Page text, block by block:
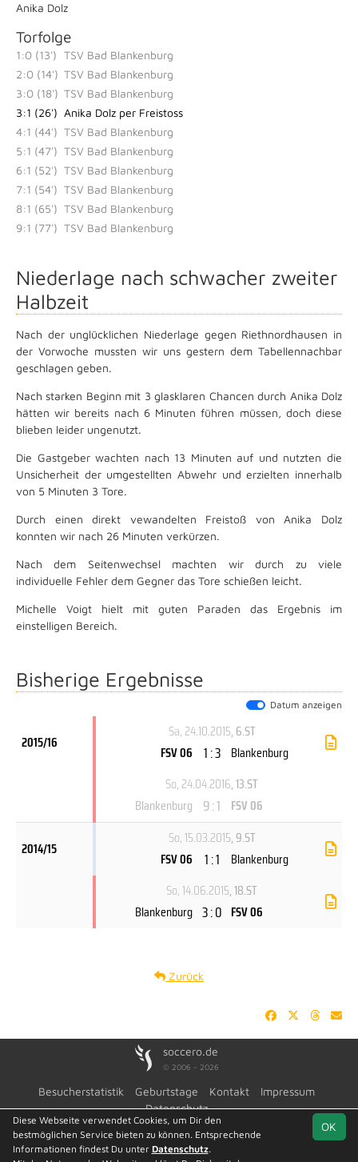
Anika Dolz
Torfolge
1:0 (13') TSV Bad Blankenburg
2:0 (14') TSV Bad Blankenburg
3:0 (18') TSV Bad Blankenburg
3:1 (26') Anika Dolz per Freistoss
4:1 (44') TSV Bad Blankenburg
5:1 (47') TSV Bad Blankenburg
6:1 (52') TSV Bad Blankenburg
7:1 (54') TSV Bad Blankenburg
8:1 (65') TSV Bad Blankenburg
9:1 (77') TSV Bad Blankenburg
Niederlage nach schwacher zweiter
Halbzeit
Nach der unglücklichen Niederlage gegen Riethnordhausen in
der Vorwoche mussten wir uns gestern dem Tabellennachbar
geschlagen geben.
Nach starken Beginn mit 3 glasklaren Chancen durch Anika Dolz
hätten wir bereits nach 6 Minuten führen müssen, doch diese
blieben leider ungenutzt.
Die Gastgeber wachten nach 13 Minuten auf und nutzten die
Unsicherheit der umgestellten Abwehr und erzielten innerhalb
von 5 Minuten 3 Tore.
Durch einen direkt vewandelten Freistoß von Anika Dolz
konnten wir nach 26 Minuten verkürzen.
Nach dem Seitenwechsel machten wir durch zu viele
individuelle Fehler dem Gegner das Tore schießen leicht.
Michelle Voigt hielt mit guten Paraden das Ergebnis im
einstelligen Bereich.
Bisherige Ergebnisse
Datum anzeigen
2015/16
Sa, 24.10.2015, 6.ST
FSV 06 1 : 3 Blankenburg
So, 24.04.2016, 13.ST
Blankenburg 9 : 1 FSV 06
2014/15
So, 15.03.2015, 9.ST
FSV 06
1 : 1
Blankenburg
So, 14.06.2015, 18.ST
Blankenburg 3 : 0 FSV 06
Zurück
soccero.de
© 2006 - 2026
Besucherstatistik Geburtstage Kontakt
Impressum
Datenschutz
OK
Diese Webseite verwendet Cookies, um Dir den
bestmöglichen Service bieten zu können. Entsprechende
Informationen findest Du unter Datenschutz.